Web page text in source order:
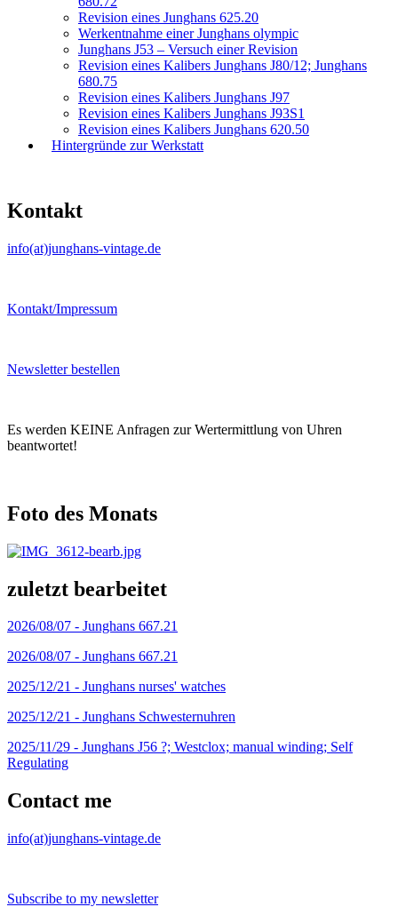
Revision eines Junghans 625.20
Werkentnahme einer Junghans olympic
Junghans J53 – Versuch einer Revision
Revision eines Kalibers Junghans J80/12; Junghans
680.75
Revision eines Kalibers Junghans J97
Revision eines Kalibers Junghans J93S1
Revision eines Kalibers Junghans 620.50
Hintergründe zur Werkstatt
Kontakt
info(at)junghans-vintage.de
Kontakt/Impressum
Newsletter bestellen
Es werden KEINE Anfragen zur Wertermittlung von Uhren
beantwortet!
Foto des Monats
zuletzt bearbeitet
2026/08/07 - Junghans 667.21
2026/08/07 - Junghans 667.21
2025/12/21 - Junghans nurses' watches
2025/12/21 - Junghans Schwesternuhren
2025/11/29 - Junghans J56 ?; Westclox; manual winding; Self
Regulating
Contact me
info(at)junghans-vintage.de
Subscribe to my newsletter